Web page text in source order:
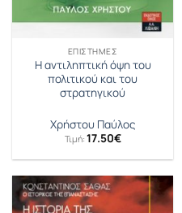
ΕΠΙΣΤΉΜΕΣ
Η αντιληπτική όψη του
πολιτικού και του
στρατηγικού
Χρήστου Παύλος
Τιμή: 17.50€